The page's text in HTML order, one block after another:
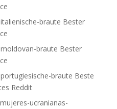
braute Bester
braute Bester
braute Beste
Reddit
ucranianas-